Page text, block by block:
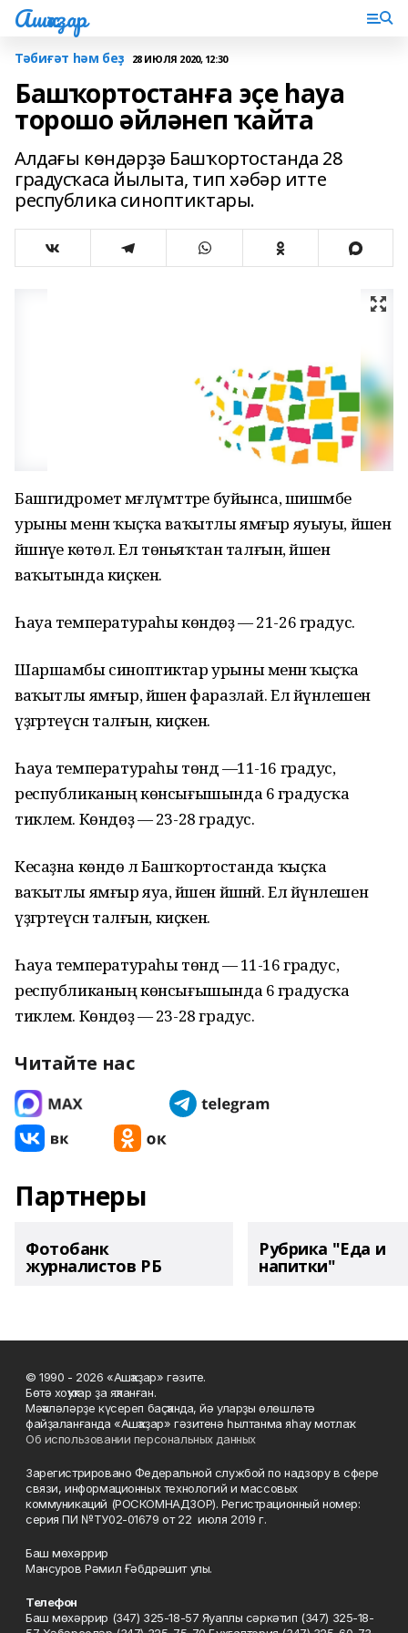
Ашҡаҙар
Тәбиғәт һәм беҙ 28 ИЮЛЯ 2020, 12:30
Башҡортостанға эҫе һауа
торошо әйләнеп ҡайта
Алдағы көндәрҙә Башҡортостанда 28
градусҡаса йылыта, тип хәбәр итте
республика синоптиктары.
Башгидромет мәғлүмәттәре буйынса, шишәмбе
урыны менән ҡыҫҡа ваҡытлы ямғыр яуыуы, йәшен
йәшнәүе көтөлә. Ел төньяҡтан талғын, йәшен
ваҡытында киҫкен.
Һауа температураһы көндөҙ — 21-26 градус.
Шаршамбы синоптиктар урыны менән ҡыҫҡа
ваҡытлы ямғыр, йәшен фаразлай. Ел йүнәлешен
үҙгәртеүсән талғын, киҫкен.
Һауа температураһы төндә —11-16 градус,
республиканың көнсығышында 6 градусҡа
тиклем. Көндөҙ — 23-28 градус.
Кесаҙна көндө лә Башҡортостанда ҡыҫҡа
ваҡытлы ямғыр яуа, йәшен йәшнәй. Ел йүнәлешен
үҙгәртеүсән талғын, киҫкен.
Һауа температураһы төндә — 11-16 градус,
республиканың көнсығышында 6 градусҡа
тиклем. Көндөҙ — 23-28 градус.
Читайте нас
Партнеры
Фотобанк
журналистов РБ
Рубрика "Еда и
напитки"
© 1990 - 2026 «Ашҡаҙар» гәзите.
Бөтә хоҡуҡтар ҙа яҡланған.
Мәҡәләләрҙе күсереп баҫҡанда, йә уларҙы өлөшләтә
файҙаланғанда «Ашҡаҙар» гәзитенә һылтанма яһау мотлаҡ.
Об использовании персональных данных
Зарегистрировано Федеральной службой по надзору в сфере
связи, информационных технологий и массовых
коммуникаций (РОСКОМНАДЗОР). Регистрационный номер:
серия ПИ №ТУ02-01679 от 22 июля 2019 г.
Баш мөхәррир
Мансуров Рәмил Ғәбдрәшит улы.
Телефон
Баш мөхәррир (347) 325-18-57 Яуаплы сәркәтип (347) 325-18-